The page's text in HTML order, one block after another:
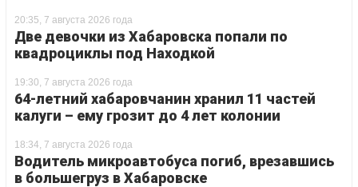
20:35, 7 августа 2026 года
Две девочки из Хабаровска попали по
квадроциклы под Находкой
19:30, 7 августа 2026 года
64-летний хабаровчанин хранил 11 частей
калуги – ему грозит до 4 лет колонии
18:34, 7 августа 2026 года
Водитель микроавтобуса погиб, врезавшись
в большегруз в Хабаровске